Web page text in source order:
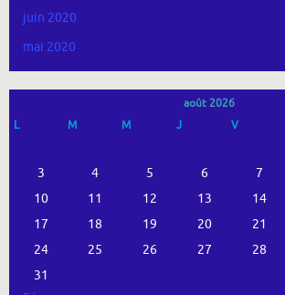
juin 2020
mai 2020
août 2026
L
M M J V
3
4 5 6 7
10
11 12 13 14
17
18 19 20 21
24
25 26 27 28
31